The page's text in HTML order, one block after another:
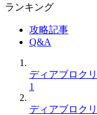
ランキング
攻略記事
Q&A
ディアブロク
1
ディアブロク